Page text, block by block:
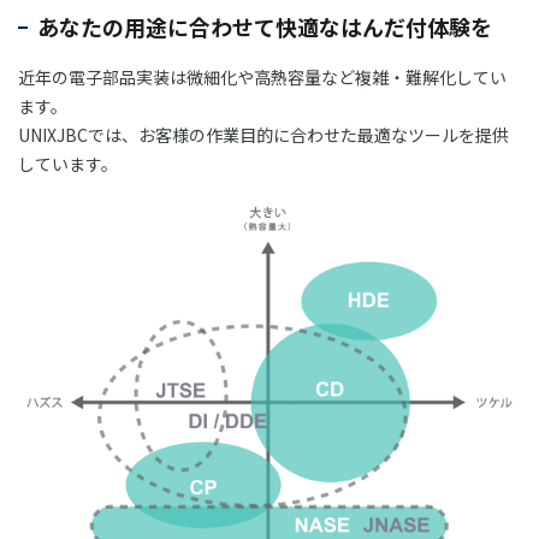
あなたの用途に合わせて快適なはんだ付体験を
近年の電子部品実装は微細化や高熱容量など複雑・難解化してい
ます。
UNIXJBCでは、お客様の作業目的に合わせた最適なツールを提供
しています。